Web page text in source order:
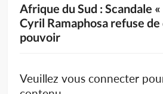
Afrique du Sud : Scandale «
Cyril Ramaphosa refuse
pouvoir
Veuillez vous connecter